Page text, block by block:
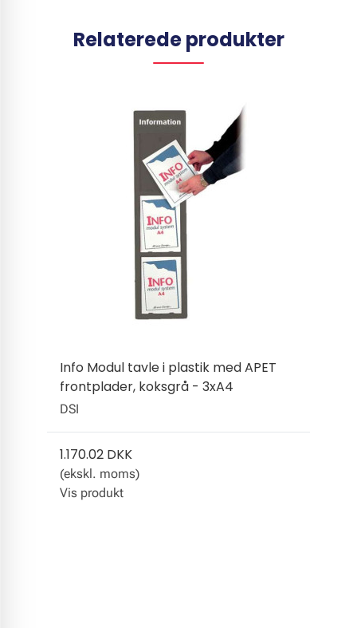
Relaterede produkter
Info Modul tavle i plastik med APET
frontplader, koksgrå - 3xA4
DSI
1.170.02 DKK
(ekskl. moms)
Vis produkt